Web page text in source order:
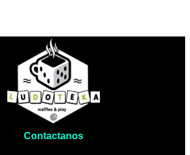
Contactanos